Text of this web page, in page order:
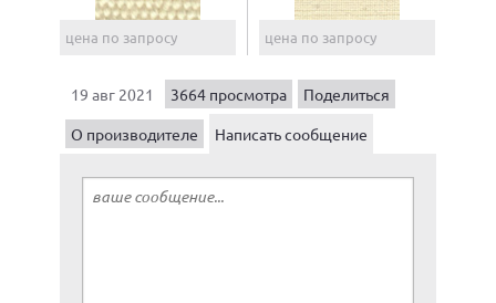
цена по запросу цена по запросу
19 авг 2021 3664 просмотра
Поделиться
О производителе
Написать сообщение